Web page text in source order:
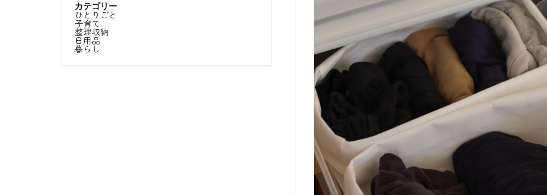
カテゴリー
ひとりごと
子育て
整理収納
日用品
暮らし